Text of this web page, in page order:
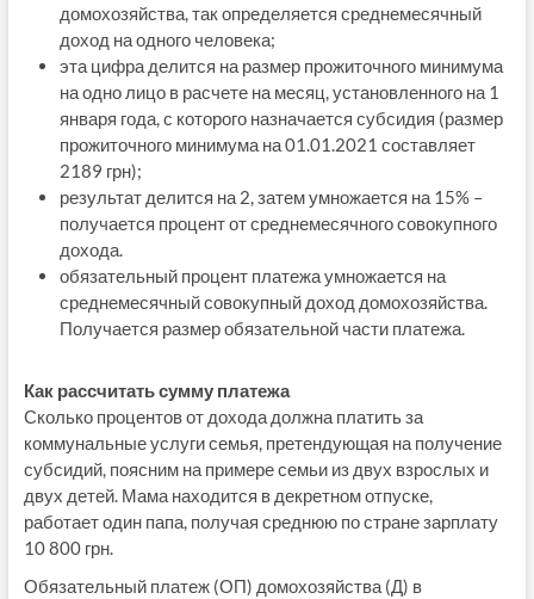
домохозяйства, так определяется среднемесячный
доход на одного человека;
эта цифра делится на размер прожиточного минимума
на одно лицо в расчете на месяц, установленного на 1
января года, с которого назначается субсидия (размер
прожиточного минимума на 01.01.2021 составляет
2189 грн);
результат делится на 2, затем умножается на 15% –
получается процент от среднемесячного совокупного
дохода.
обязательный процент платежа умножается на
среднемесячный совокупный доход домохозяйства.
Получается размер обязательной части платежа.
Как рассчитать сумму платежа
Сколько процентов от дохода должна платить за
коммунальные услуги семья, претендующая на получение
субсидий, поясним на примере семьи из двух взрослых и
двух детей. Мама находится в декретном отпуске,
работает один папа, получая среднюю по стране зарплату
10 800 грн.
Обязательный платеж (ОП) домохозяйства (Д) в